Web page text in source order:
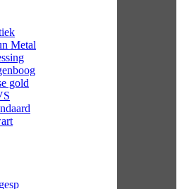
Metal
gold